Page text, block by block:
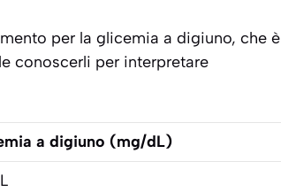
per la glicemia a digiuno, che è
conoscerli per interpretare
a digiuno (mg/dL)